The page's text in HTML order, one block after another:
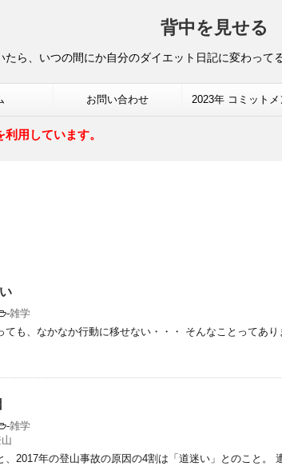
背中を見せる
ら、いつの間にか自分のダイエット日記に変わっ
お問い合わせ 2023年 コミットメ
用しています。
-雑学
ても、なかなか行動に移せない・・・ そんなことってあり
-雑学
、2017年の登山事故の原因の4割は「道迷い」とのこと。